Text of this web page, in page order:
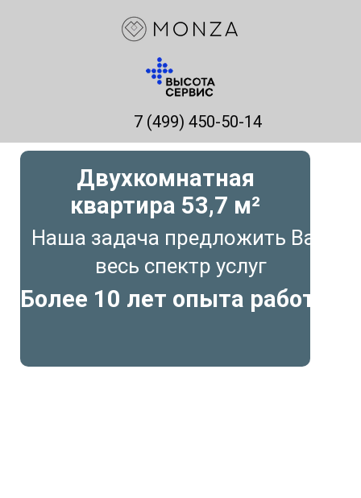
7 (499) 450-50-14
Наша задача предложить Вам
весь спектр услуг
Более 10 лет опыта работы
Двухкомнатная
квартира 53,7 м²